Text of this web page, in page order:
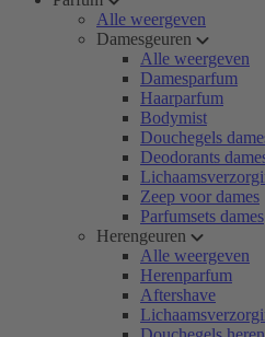
Alle weergeven
Damesgeuren
Alle weergeven
Damesparfum
Haarparfum
Bodymist
Douchegels
Deodorants
Zeep voor dames
Parfumsets dames
Herengeuren
Alle weergeven
Herenparfum
Aftershave